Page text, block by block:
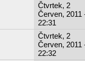
Čtvrtek, 2
Červen, 2011
22:31
Čtvrtek, 2
Červen, 2011
22:32